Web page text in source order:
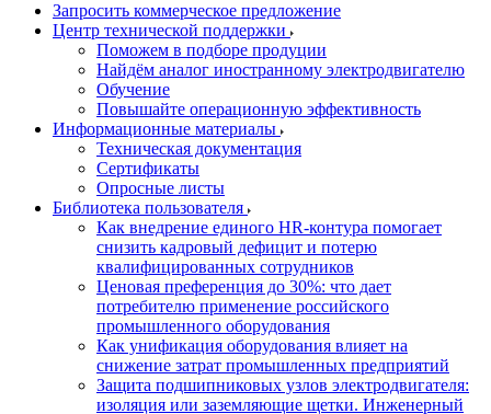
Запросить коммерческое предложение
Центр технической поддержки
Поможем в подборе продуции
Найдём аналог иностранному электродвигателю
Обучение
Повышайте операционную эффективность
Информационные материалы
Техническая документация
Сертификаты
Опросные листы
Библиотека пользователя
Как внедрение единого HR-контура помогает
снизить кадровый дефицит и потерю
квалифицированных сотрудников
Ценовая преференция до 30%: что дает
потребителю применение российского
промышленного оборудования
Как унификация оборудования влияет на
снижение затрат промышленных предприятий
Защита подшипниковых узлов электродвигателя:
изоляция или заземляющие щетки. Инженерный